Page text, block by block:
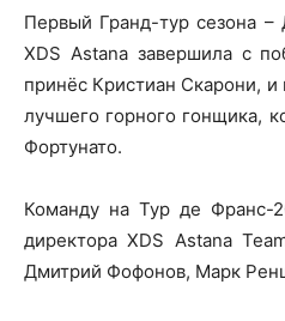
Первый Гранд-тур сезона –
XDS Astana завершила с
принёс Кристиан Скарони,
лучшего горного гонщика,
Фортунато.
Команду на Тур де Франс-
директора XDS Astana
Дмитрий Фофонов, Марк